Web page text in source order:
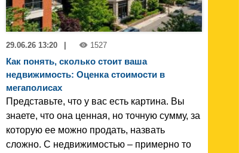
29.06.26 13:20 1527
Как понять, сколько стоит ваша
недвижимость: Оценка стоимости в
мегаполисах
Представьте, что у вас есть картина. Вы
знаете, что она ценная, но точную сумму, за
которую ее можно продать, назвать
сложно. С недвижимостью – примерно то